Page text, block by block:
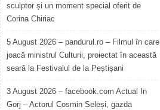
sculptor și un moment special oferit de
Corina Chiriac
5 August 2026 – pandurul.ro – Filmul în care
joacă ministrul Culturii, proiectat în această
seară la Festivalul de la Peștișani
3 August 2026 – facebook.com Actual In
Gorj – Actorul Cosmin Seleși, gazda